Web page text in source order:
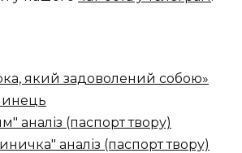
який задоволений собою»
аналіз (паспорт твору)
аналіз (паспорт твору)